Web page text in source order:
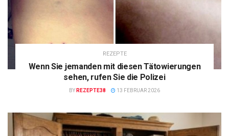
REZEPTE
Wenn Sie jemanden mit diesen Tätowierungen
sehen, rufen Sie die Polizei
BY REZEPTE38 13 FEBRUAR 2026